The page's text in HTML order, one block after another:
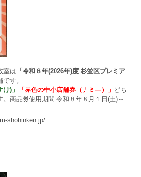
室は 「令和８年(2026年)度 杉並区プレミア
す。
)」
「赤色の中小店舗券（ナミ―）」 どち
。商品券使用期間 令和８年８月１日(土)～
shohinken.jp/